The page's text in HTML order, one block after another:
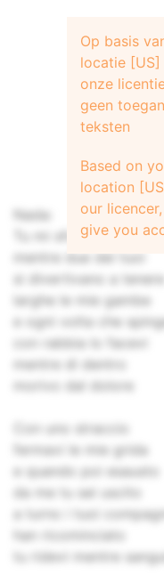
Nada:
Tu mi sfondavi col
mentre due dei tuoi
si divertivano a tenere
larghe le mie gambe
e ogni volta che
con rabbia lo facevi
mentre di dentro
morivo dal dolore
Con uno straccio
fermavi le mie grida
e quando poi esausto
da me tu sei uscito
a turno i tuoi compagni
han ricominciato
tu ridevi mentre
Op basis
locatie [US]
onze
geen
teksten
Based on
location
our
give you